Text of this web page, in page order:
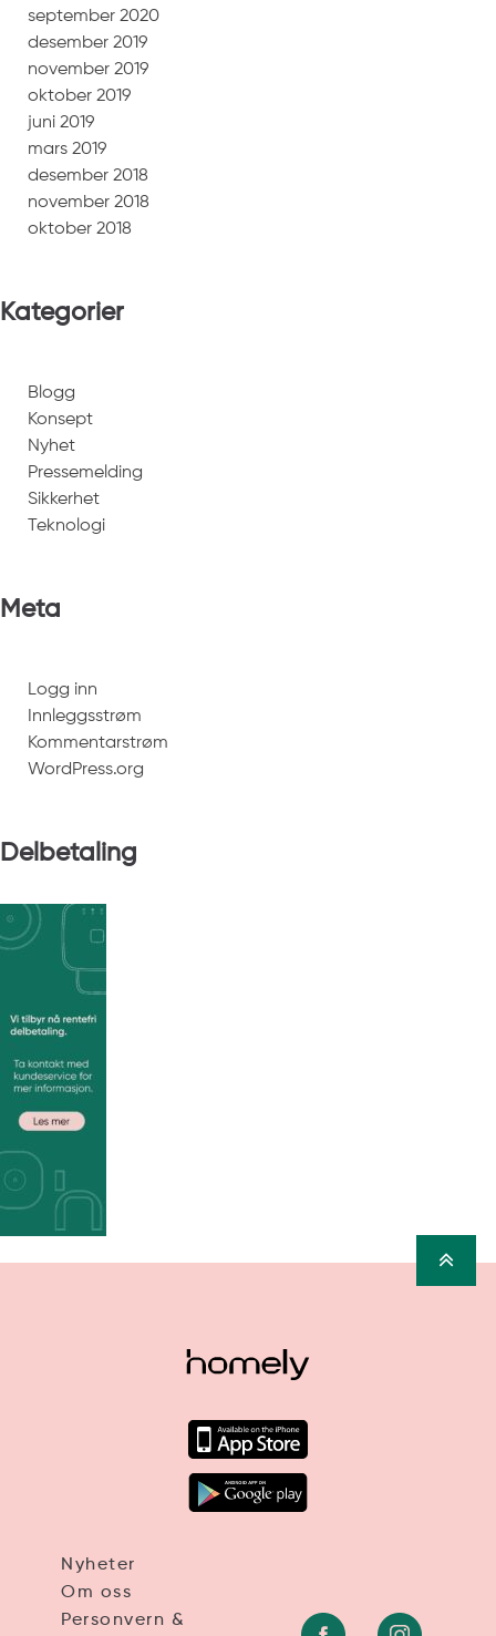
september 2020
desember 2019
november 2019
oktober 2019
juni 2019
mars 2019
desember 2018
november 2018
oktober 2018
Kategorier
Blogg
Konsept
Nyhet
Pressemelding
Sikkerhet
Teknologi
Meta
Logg inn
Innleggsstrøm
Kommentarstrøm
WordPress.org
Delbetaling
Nyheter
Om oss
Personvern &